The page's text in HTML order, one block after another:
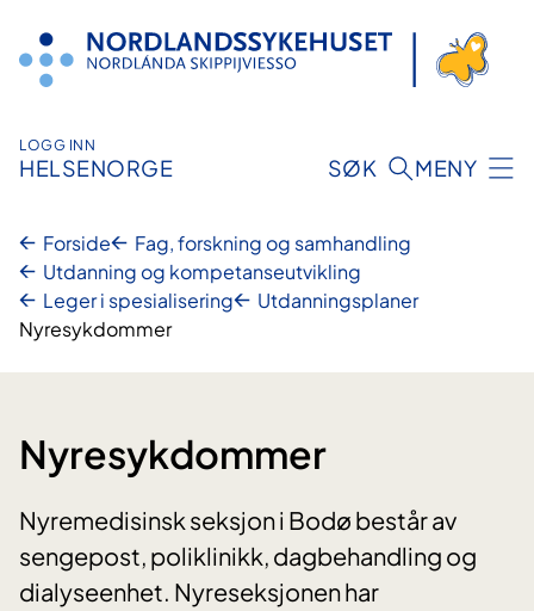
innhold
LOGG INN
HELSENORGE SØK MENY
Forside
Fag, forskning og samhandling
Utdanning og kompetanseutvikling
Leger i spesialisering
Utdanningsplaner
Nyresykdommer
Nyresykdommer
Nyremedisinsk seksjon i Bodø består av
sengepost, poliklinikk, dagbehandling og
dialyseenhet. Nyreseksjonen har